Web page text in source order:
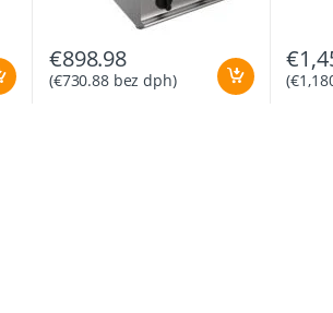
€898.98
(€730.88bez dph)
€
(€